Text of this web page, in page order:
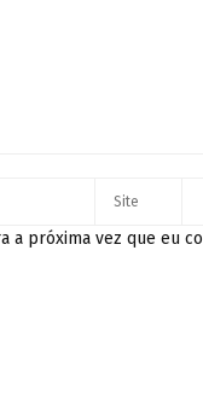
a próxima vez que eu